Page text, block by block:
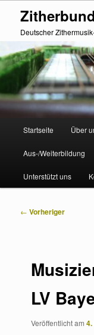
primären
springen
Zitherbund
Deutscher
Startseite Über
Aus-/Weiterbildung
Unterstützt uns
Beitragsnavigation
← Vorheriger
LV
Veröffentlicht am